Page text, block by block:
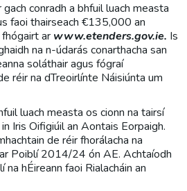
conradh a bhfuil luach measta
faoi thairseach €135,000 an
ar www.etenders.gov.ie. Is
na n-údarás conarthacha san
soláthair agus fógraí
réir na dTreoirlínte Náisiúnta um
luach measta os cionn na tairsí
Iris Oifigiúil an Aontais Eorpaigh.
de réir fhorálacha na
Poiblí 2014/24 ón AE. Achtaíodh
hÉireann faoi Rialacháin an